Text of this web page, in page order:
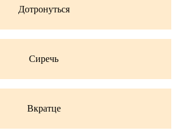
Дотронуться
Сиречь
Вкратце